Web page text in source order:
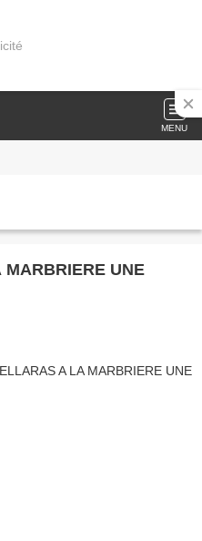
MENU
UNE